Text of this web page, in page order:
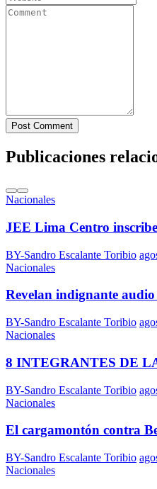
Post Comment
Publicaciones
Nacionales
JEE Lima Centro
BY-Sandro Escalante Toribio
Nacionales
Revelan indignante
BY-Sandro Escalante Toribio
Nacionales
8 INTEGRANTES DE
BY-Sandro Escalante Toribio
Nacionales
El cargamontón contra
BY-Sandro Escalante Toribio
Nacionales